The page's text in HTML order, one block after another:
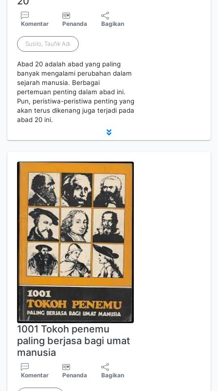
Komentar Penanda Bagikan
Susilo, Taufik Adi
Abad 20 adalah abad yang paling
banyak mengalami perubahan dalam
sejarah manusia. Berbagai
pertemuan penting dalam abad ini.
Pun, peristiwa-peristiwa penting yang
akan terus dikenang juga terjadi pada
abad 20 ini.
1001 Tokoh penemu
paling berjasa bagi umat
manusia
Komentar Penanda Bagikan